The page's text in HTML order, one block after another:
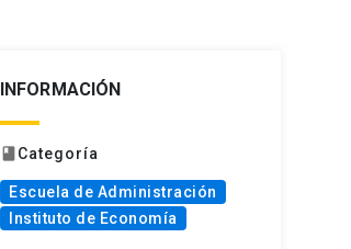
INFORMACIÓN
book Categoría
Escuela de Administración
Instituto de Economía